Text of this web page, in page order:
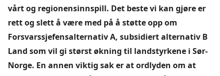
vårt og regionensinnspill. Det beste vi kan gjøre er
rett og slett å være med på å støtte opp om
Forsvarssjefensalternativ A, subsidiert alternativ B
Land som vil gi størst økning til landstyrkene i Sør-
Norge. En annen viktig sak er at ordlyden om at